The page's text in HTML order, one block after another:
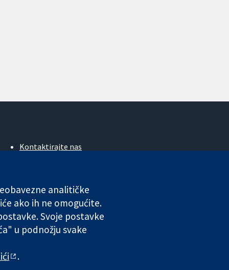
Kontaktirajte nas
Poslovi
Cochrane Library
VAT registration number GB 718 2127 49.
odgovornosti
analitičke
ako ih ne omogućite.
Svoje postavke
u podnožju svake
.